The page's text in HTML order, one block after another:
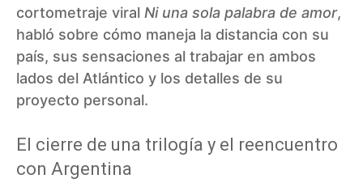
cortometraje viral Ni una sola palabra de amor,
habló sobre cómo maneja la distancia con su
país, sus sensaciones al trabajar en ambos
lados del Atlántico y los detalles de su
proyecto personal.
El cierre de una trilogía y el reencuentro
con Argentina